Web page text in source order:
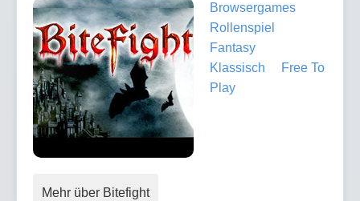
Browsergames
Rollenspiel
Fantasy
Klassisch
Free To
Play
Mehr über Bitefight